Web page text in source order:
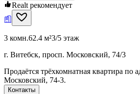
Realt рекомендует
3 комн.62.4 м²3/5 этаж
г. Витебск, просп. Московский, 74/3
Продаётся трёхкомнатная квартира по
Московский, 74-3.
Контакты